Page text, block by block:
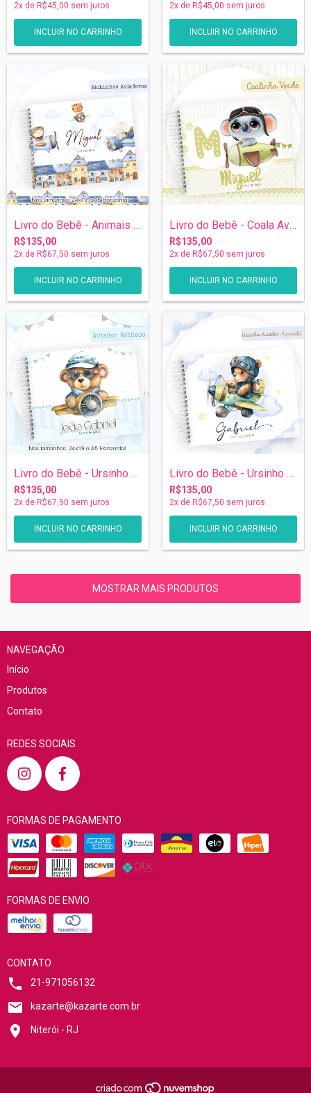
2x de R$45,00 sem juros 2x de R$45,00 sem juros
Livro do Bebê - Animais Aviadores
R$135,00
2x de R$67,50 sem juros
Livro do Bebê - Coala Aviador
R$135,00
2x de R$67,50 sem juros
Livro do Bebê - Ursinho Aviador
R$135,00
2x de R$67,50 sem juros
Livro do Bebê - Ursinho Aviador
R$135,00
2x de R$67,50 sem juros
MOSTRAR MAIS PRODUTOS
NAVEGAÇÃO
Início
Produtos
Contato
REDES SOCIAIS
FORMAS DE PAGAMENTO
FORMAS DE ENVIO
CONTATO
21-971056132
kazarte@kazarte.com.br
Niterói - RJ